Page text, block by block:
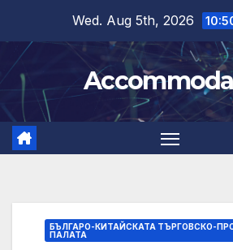
content
Wed. Aug 5th, 2026
БЪЛГАРО-КИТАЙСКАТА ТЪРГОВСКО-
ПАЛАТА